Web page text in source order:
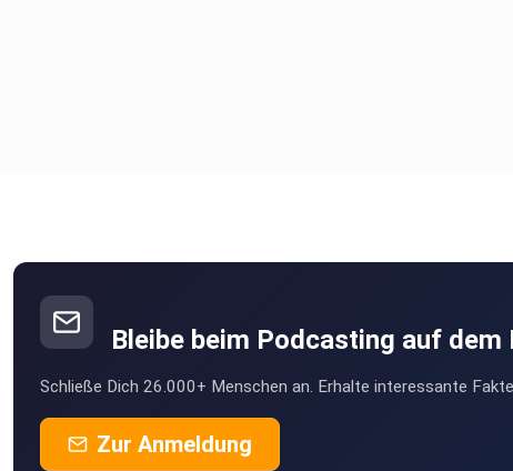
Bleibe beim Podcasting auf dem
Schließe Dich 26.000+ Menschen an. Erhalte interessante
Zur Anmeldung